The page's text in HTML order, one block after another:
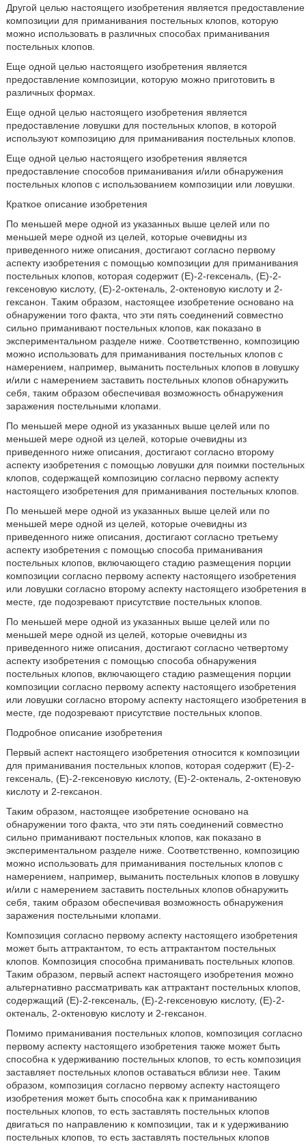
Другой целью настоящего изобретения является предоставление
композиции для приманивания постельных клопов, которую
можно использовать в различных способах приманивания
постельных клопов.
Еще одной целью настоящего изобретения является
предоставление композиции, которую можно приготовить в
различных формах.
Еще одной целью настоящего изобретения является
предоставление ловушки для постельных клопов, в которой
используют композицию для приманивания постельных клопов.
Еще одной целью настоящего изобретения является
предоставление способов приманивания и/или обнаружения
постельных клопов с использованием композиции или ловушки.
Краткое описание изобретения
По меньшей мере одной из указанных выше целей или по
меньшей мере одной из целей, которые очевидны из
приведенного ниже описания, достигают согласно первому
аспекту изобретения с помощью композиции для приманивания
постельных клопов, которая содержит (Е)-2-гексеналь, (Е)-2-
гексеновую кислоту, (Е)-2-октеналь, 2-октеновую кислоту и 2-
гексанон. Таким образом, настоящее изобретение основано на
обнаружении того факта, что эти пять соединений совместно
сильно приманивают постельных клопов, как показано в
экспериментальном разделе ниже. Соответственно, композицию
можно использовать для приманивания постельных клопов с
намерением, например, выманить постельных клопов в ловушку
и/или с намерением заставить постельных клопов обнаружить
себя, таким образом обеспечивая возможность обнаружения
заражения постельными клопами.
По меньшей мере одной из указанных выше целей или по
меньшей мере одной из целей, которые очевидны из
приведенного ниже описания, достигают согласно второму
аспекту изобретения с помощью ловушки для поимки постельных
клопов, содержащей композицию согласно первому аспекту
настоящего изобретения для приманивания постельных клопов.
По меньшей мере одной из указанных выше целей или по
меньшей мере одной из целей, которые очевидны из
приведенного ниже описания, достигают согласно третьему
аспекту изобретения с помощью способа приманивания
постельных клопов, включающего стадию размещения порции
композиции согласно первому аспекту настоящего изобретения
или ловушки согласно второму аспекту настоящего изобретения в
месте, где подозревают присутствие постельных клопов.
По меньшей мере одной из указанных выше целей или по
меньшей мере одной из целей, которые очевидны из
приведенного ниже описания, достигают согласно четвертому
аспекту изобретения с помощью способа обнаружения
постельных клопов, включающего стадию размещения порции
композиции согласно первому аспекту настоящего изобретения
или ловушки согласно второму аспекту настоящего изобретения в
месте, где подозревают присутствие постельных клопов.
Подробное описание изобретения
Первый аспект настоящего изобретения относится к композиции
для приманивания постельных клопов, которая содержит (Е)-2-
гексеналь, (Е)-2-гексеновую кислоту, (Е)-2-октеналь, 2-октеновую
кислоту и 2-гексанон.
Таким образом, настоящее изобретение основано на
обнаружении того факта, что эти пять соединений совместно
сильно приманивают постельных клопов, как показано в
экспериментальном разделе ниже. Соответственно, композицию
можно использовать для приманивания постельных клопов с
намерением, например, выманить постельных клопов в ловушку
и/или с намерением заставить постельных клопов обнаружить
себя, таким образом обеспечивая возможность обнаружения
заражения постельными клопами.
Композиция согласно первому аспекту настоящего изобретения
может быть аттрактантом, то есть аттрактантом постельных
клопов. Композиция способна приманивать постельных клопов.
Таким образом, первый аспект настоящего изобретения можно
альтернативно рассматривать как аттрактант постельных клопов,
содержащий (Е)-2-гексеналь, (Е)-2-гексеновую кислоту, (Е)-2-
октеналь, 2-октеновую кислоту и 2-гексанон.
Помимо приманивания постельных клопов, композиция согласно
первому аспекту настоящего изобретения также может быть
способна к удерживанию постельных клопов, то есть композиция
заставляет постельных клопов оставаться вблизи нее. Таким
образом, композиция согласно первому аспекту настоящего
изобретения может быть способна как к приманиванию
постельных клопов, то есть заставлять постельных клопов
двигаться по направлению к композиции, так и к удерживанию
постельных клопов, то есть заставлять постельных клопов